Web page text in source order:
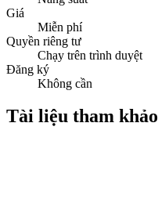
Giá
Miễn phí
Quyền riêng tư
Chạy trên trình duyệt
Đăng ký
Không cần
Tài liệu tham khảo